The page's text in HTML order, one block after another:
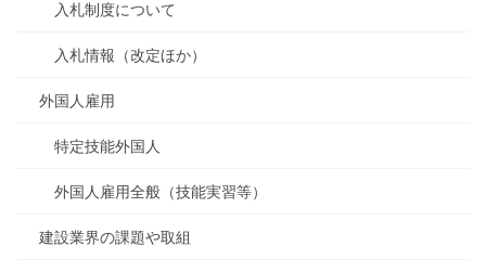
入札制度について
入札情報（改定ほか）
外国人雇用
特定技能外国人
外国人雇用全般（技能実習等）
建設業界の課題や取組